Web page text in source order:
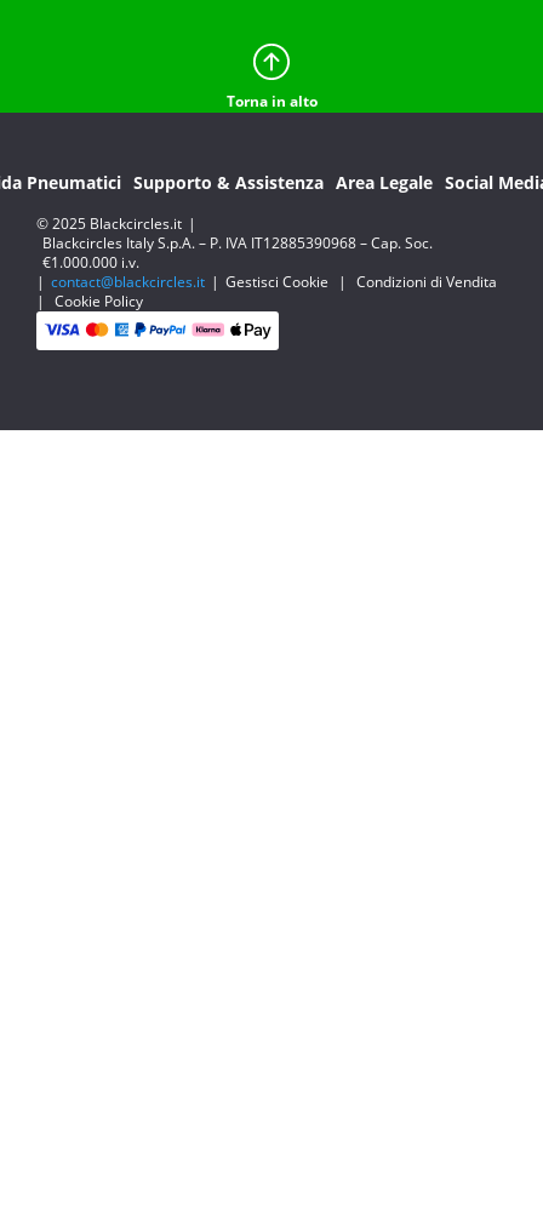
Torna in alto
Pneumatici Supporto & Assistenza Area Legale Social
© 2025 Blackcircles.it |
Blackcircles Italy S.p.A. – P. IVA IT12885390968 – Cap. Soc.
€1.000.000 i.v.
| contact@blackcircles.it | Gestisci Cookie |
Condizioni di Vendita
|
Cookie Policy